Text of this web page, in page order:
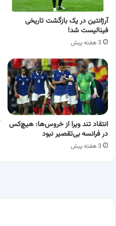
آرژانتین در یک بازگشت تاریخی
فینالیست شد!
3 هفته پیش
انتقاد تند ویرا از خروس‌ها: هیچ‌کس
در فرانسه بی‌تقصیر نبود
3 هفته پیش